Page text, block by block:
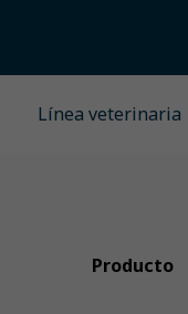
Línea veterinaria
Producto